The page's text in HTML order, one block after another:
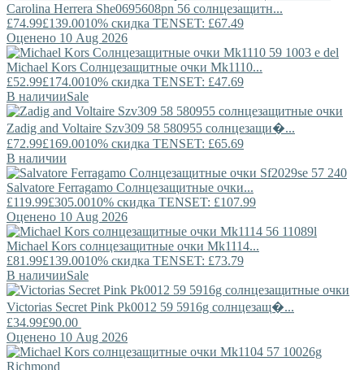
Carolina Herrera She0695608pn 56 солнцезащитн...
£74.99£139.0010% скидка TENSET: £67.49
Оценено 10 Aug 2026
Michael Kors Солнцезащитные очки Mk1110...
£52.99£174.0010% скидка TENSET: £47.69
В наличииSale
Zadig and Voltaire Szv309 58 580955 солнцезащи�...
£72.99£169.0010% скидка TENSET: £65.69
В наличии
Salvatore Ferragamo Солнцезащитные очки...
£119.99£305.0010% скидка TENSET: £107.99
Оценено 10 Aug 2026
Michael Kors солнцезащитные очки Mk1114...
£81.99£139.0010% скидка TENSET: £73.79
В наличииSale
Victorias Secret Pink Pk0012 59 5916g солнцезащ�...
£34.99£90.00
Оценено 10 Aug 2026